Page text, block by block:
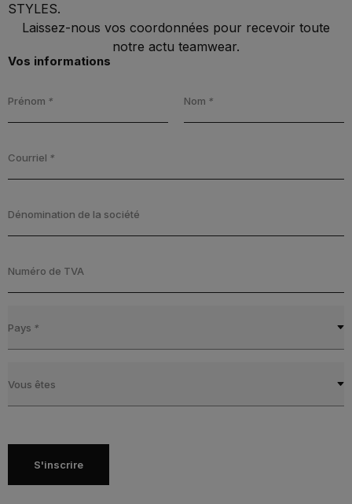
STYLES.
Laissez-nous vos coordonnées pour recevoir toute
notre actu teamwear.
Vos informations
Prénom * Nom *
Courriel *
Dénomination de la société
Numéro de TVA
Pays *
Vous êtes
S'inscrire